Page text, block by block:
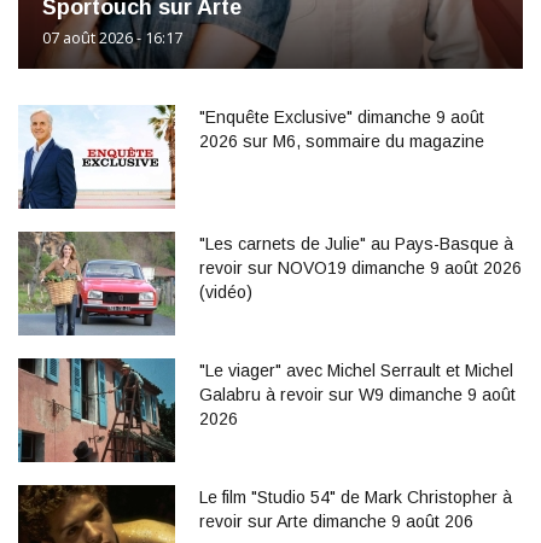
Sportouch sur Arte
07 août 2026 - 16:17
"Enquête Exclusive" dimanche 9 août
2026 sur M6, sommaire du magazine
"Les carnets de Julie" au Pays-Basque à
revoir sur NOVO19 dimanche 9 août 2026
(vidéo)
"Le viager" avec Michel Serrault et Michel
Galabru à revoir sur W9 dimanche 9 août
2026
Le film "Studio 54" de Mark Christopher à
revoir sur Arte dimanche 9 août 206